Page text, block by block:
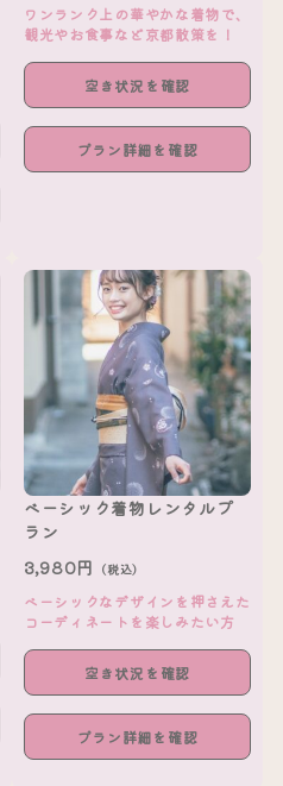
ワンランク上の華やかな着物で、
観光やお食事など京都散策を！
空き状況を確認
プラン詳細を確認
ベーシック着物レンタルプ
ラン
3,980円 （税込）
ベーシックなデザインを押さえた
コーディネートを楽しみたい方
空き状況を確認
プラン詳細を確認